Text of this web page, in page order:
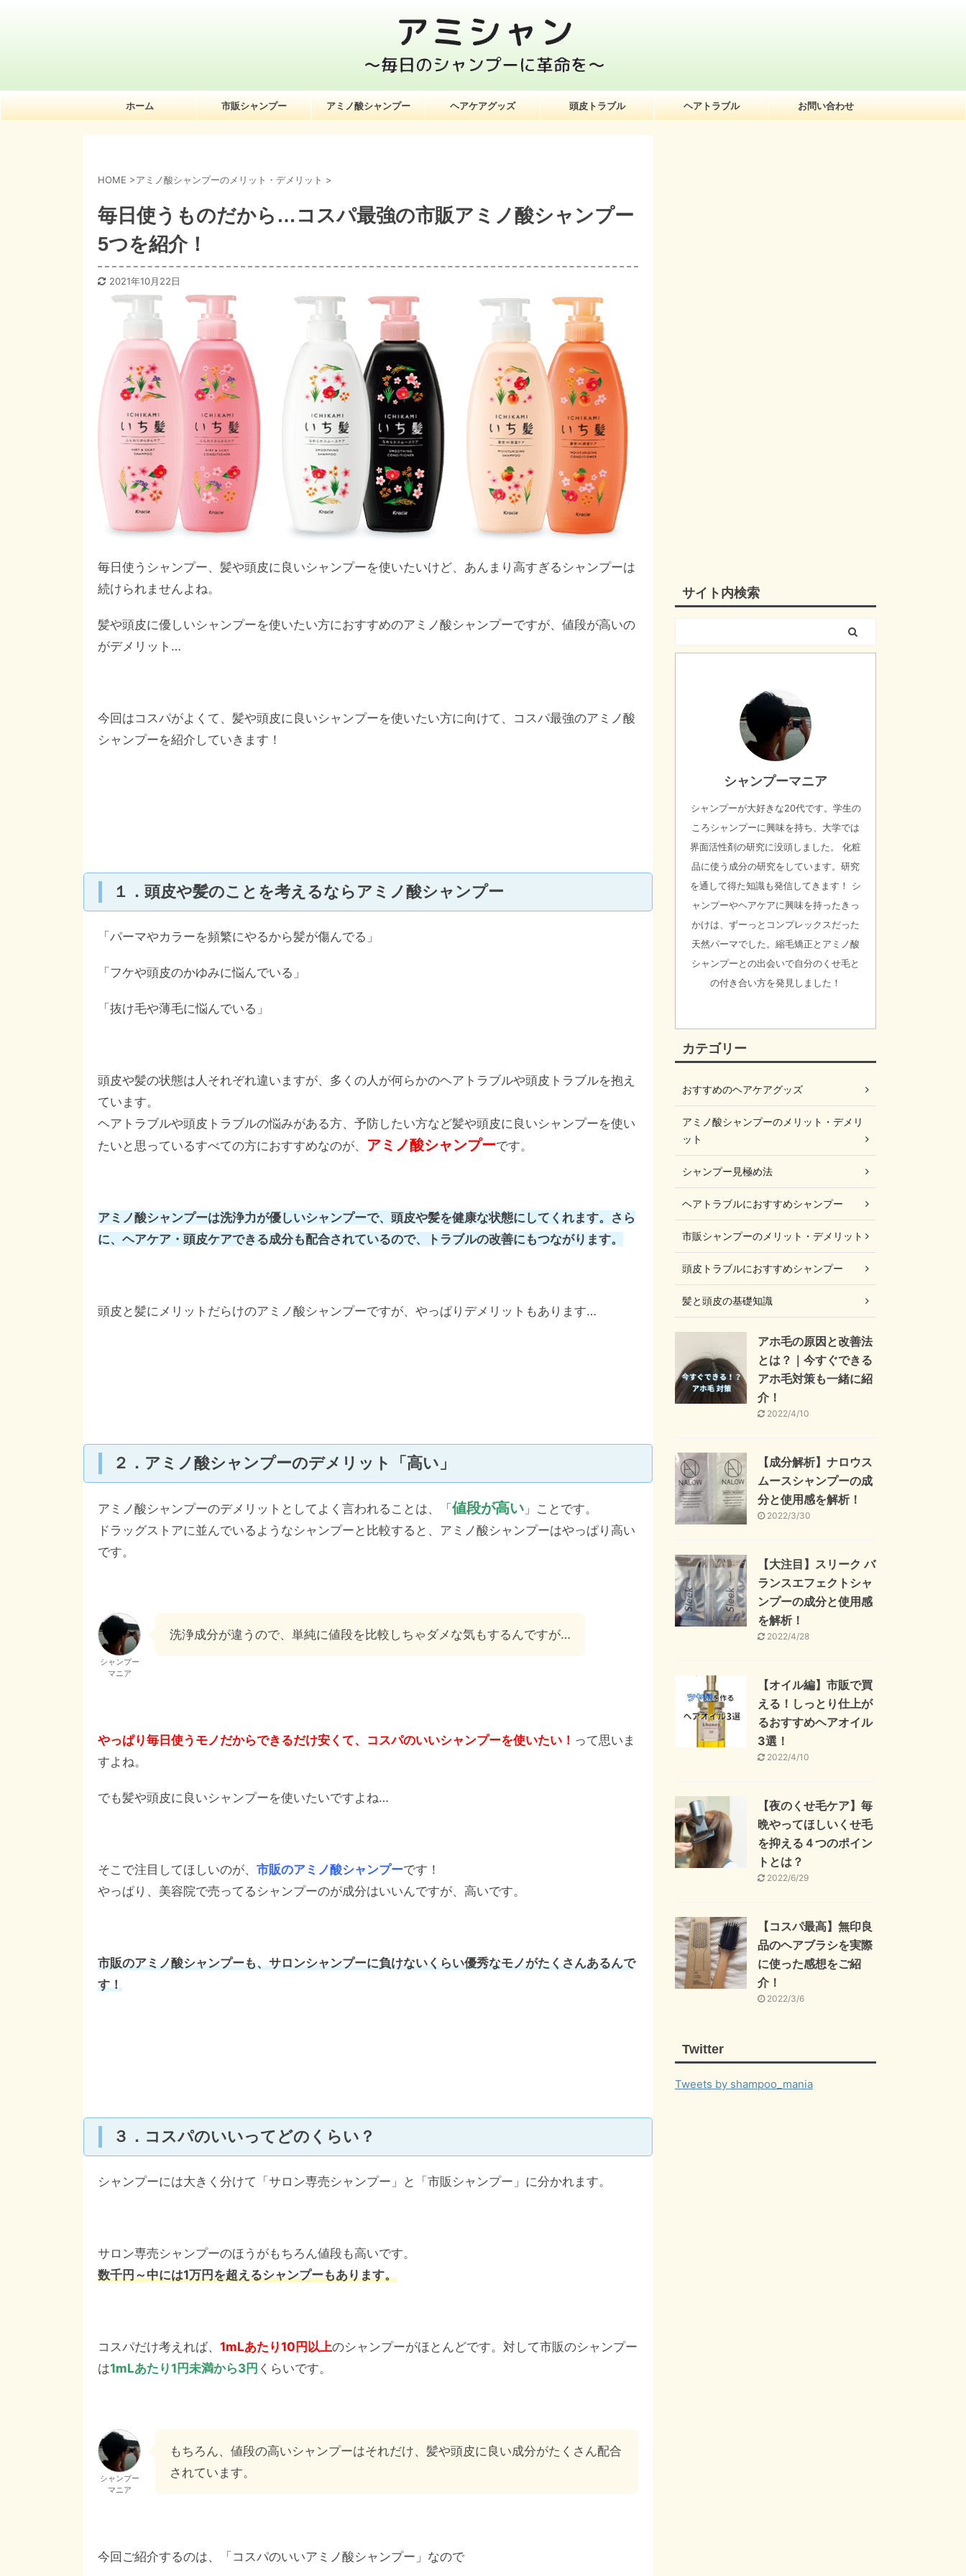
ホーム 市販シャンプー アミノ酸シャンプー ヘアケアグッズ 頭皮トラブル ヘアトラブル お問い合わせ
HOME >アミノ酸シャンプーのメリット・デメリット >
毎日使うものだから…コスパ最強の市販アミノ酸シャンプー
5つを紹介！
2021年10月22日
毎日使うシャンプー、髪や頭皮に良いシャンプーを使いたいけど、あんまり高すぎるシャンプーは
続けられませんよね。
髪や頭皮に優しいシャンプーを使いたい方におすすめのアミノ酸シャンプーですが、値段が高いの
がデメリット…
今回はコスパがよくて、髪や頭皮に良いシャンプーを使いたい方に向けて、コスパ最強のアミノ酸
シャンプーを紹介していきます！
１．頭皮や髪のことを考えるならアミノ酸シャンプー
「パーマやカラーを頻繁にやるから髪が傷んでる」
「フケや頭皮のかゆみに悩んでいる」
「抜け毛や薄毛に悩んでいる」
頭皮や髪の状態は人それぞれ違いますが、多くの人が何らかのヘアトラブルや頭皮トラブルを抱え
ています。
ヘアトラブルや頭皮トラブルの悩みがある方、予防したい方など髪や頭皮に良いシャンプーを使い
たいと思っているすべての方におすすめなのが、 アミノ酸シャンプーです。
アミノ酸シャンプーは洗浄力が優しいシャンプーで、頭皮や髪を健康な状態にしてくれます。さら
に、ヘアケア・頭皮ケアできる成分も配合されているので、トラブルの改善にもつながります。
頭皮と髪にメリットだらけのアミノ酸シャンプーですが、やっぱりデメリットもあります…
２．アミノ酸シャンプーのデメリット「高い」
アミノ酸シャンプーのデメリットとしてよく言われることは、「 値段が高い 」ことです。
ドラッグストアに並んでいるようなシャンプーと比較すると、アミノ酸シャンプーはやっぱり高い
です。
シャンプー
マニア
洗浄成分が違うので、単純に値段を比較しちゃダメな気もするんですが…
やっぱり毎日使うモノだからできるだけ安くて、コスパのいいシャンプーを使いたい！ って思いま
すよね。
でも髪や頭皮に良いシャンプーを使いたいですよね…
そこで注目してほしいのが、 市販のアミノ酸シャンプーです！
やっぱり、美容院で売ってるシャンプーのが成分はいいんですが、高いです。
市販のアミノ酸シャンプーも、サロンシャンプーに負けないくらい優秀なモノがたくさんあるんで
す！
３．コスパのいいってどのくらい？
シャンプーには大きく分けて「サロン専売シャンプー」と「市販シャンプー」に分かれます。
サロン専売シャンプーのほうがもちろん値段も高いです。
数千円～中には1万円を超えるシャンプーもあります。
コスパだけ考えれば、 1mLあたり10円以上のシャンプーがほとんどです。対して市販のシャンプー
は1mLあたり1円未満から3円 くらいです。
シャンプー
マニア
もちろん、値段の高いシャンプーはそれだけ、髪や頭皮に良い成分がたくさん配合
されています。
今回ご紹介するのは、「コスパのいいアミノ酸シャンプー」なので
サイト内検索
シャンプーマニア
シャンプーが大好きな20代です。学生の
ころシャンプーに興味を持ち、大学では
界面活性剤の研究に没頭しました。 化粧
品に使う成分の研究をしています。研究
を通して得た知識も発信してきます！ シ
ャンプーやヘアケアに興味を持ったきっ
かけは、ずーっとコンプレックスだった
天然パーマでした。縮毛矯正とアミノ酸
シャンプーとの出会いで自分のくせ毛と
の付き合い方を発見しました！
カテゴリー
おすすめのヘアケアグッズ
アミノ酸シャンプーのメリット・デメリ
ット
シャンプー見極め法
ヘアトラブルにおすすめシャンプー
市販シャンプーのメリット・デメリット
頭皮トラブルにおすすめシャンプー
髪と頭皮の基礎知識
アホ毛の原因と改善法
とは？｜今すぐできる
アホ毛対策も一緒に紹
介！
2022/4/10
【成分解析】ナロウス
ムースシャンプーの成
分と使用感を解析！
2022/3/30
【大注目】スリーク バ
ランスエフェクトシャ
ンプーの成分と使用感
を解析！
2022/4/28
【オイル編】市販で買
える！しっとり仕上が
るおすすめヘアオイル
3選！
2022/4/10
【夜のくせ毛ケア】毎
晩やってほしいくせ毛
を抑える４つのポイン
トとは？
2022/6/29
【コスパ最高】無印良
品のヘアブラシを実際
に使った感想をご紹
介！
2022/3/6
Twitter
Tweets by shampoo_mania